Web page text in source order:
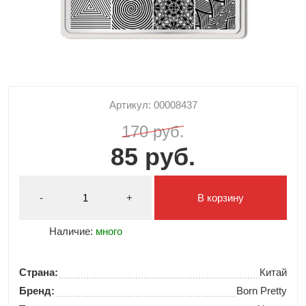
Артикул: 00008437
170 руб.
85 руб.
- +
Наличие: много
В корзину
Страна:
Китай
Бренд:
Born Pretty